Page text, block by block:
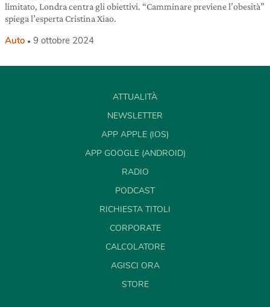
limitato, Londra centra gli obiettivi. “Camminare previene l’obesità”
spiega l’esperta Cristina Xiao.
Auto 9 ottobre 2024
ATTUALITÀ
NEWSLETTER
APP APPLE (IOS)
APP GOOGLE (ANDROID)
RADIO
PODCAST
RICHIESTA TITOLI
CORPORATE
CALCOLATORE
AGISCI ORA
STORE